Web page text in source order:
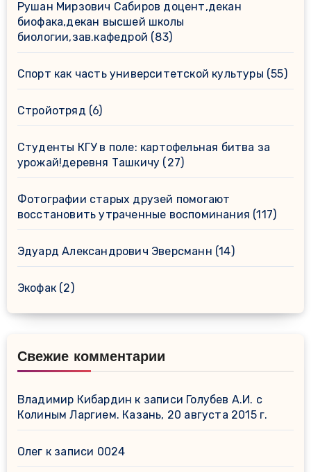
Рушан Мирзович Сабиров доцент,декан
биофака,декан высшей школы
биологии,зав.кафедрой (83)
Спорт как часть университетской культуры (55)
Стройотряд (6)
Студенты КГУ в поле: картофельная битва за
урожай!деревня Ташкичу (27)
Фотографии старых друзей помогают
восстановить утраченные воспоминания (117)
Эдуард Александрович Эверсманн (14)
Экофак(2)
Свежие комментарии
Владимир Кибардин к записи Голубев А.И. с
Колиным Ларгием. Казань, 20 августа 2015 г.
Олег к записи 0024